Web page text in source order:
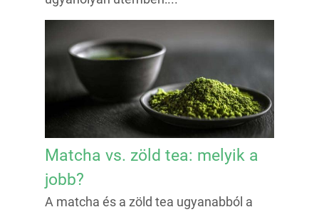
Matcha vs. zöld tea: melyik a
jobb?
A matcha és a zöld tea ugyanabból a